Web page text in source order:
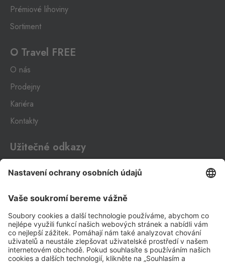
Prémiové lihoviny
Sortiment
O Travel FREE
O nás
Prodejny
Kariéra
Kontakty
Užitečné odkazy
Ochrana osobních údajů
Aplikace Travel FREE ke stažení